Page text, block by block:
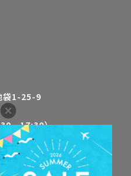
袋1-25-9
- 17:30）